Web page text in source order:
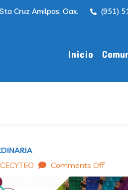
Cruz Amilpas, Oax. (951)
Inicio
Comments Off